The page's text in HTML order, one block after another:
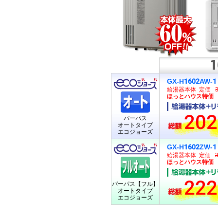
パーパス
オートタイプ
エコジョーズ
GX-H1602AW-1
給湯器本体 定価
ほっとハウス特価
パーパス【フル】
オートタイプ
エコジョーズ
GX-H1602ZW-1
給湯器本体 定価
ほっとハウス特価